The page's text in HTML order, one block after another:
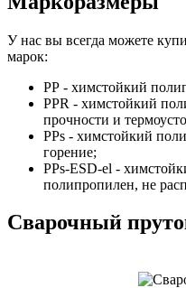
У нас вы всегда можете
марок:
PP - химстойкий
PPR - химстойкий
прочности и
PPs - химстойкий
горение;
PPs-ESD-el -
полипропилен, не
Сварочный